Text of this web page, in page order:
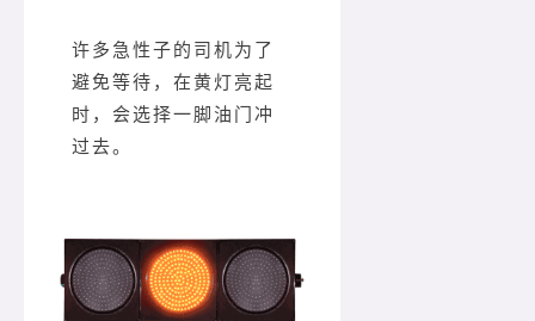
许多急性子的司机为了
避免等待，在黄灯亮起
时，会选择一脚油门冲
过去。